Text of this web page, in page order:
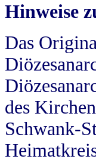
Hinweise
Das
des
Schwank-